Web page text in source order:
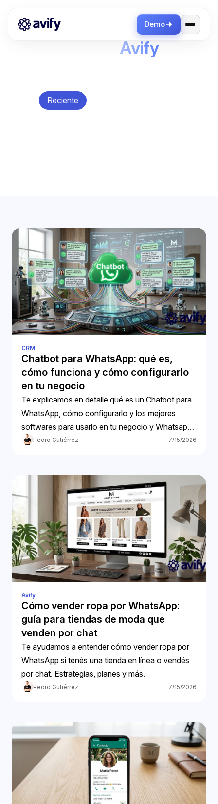
Demo
Blog deAvify
Reciente
CRM
Chatbot para WhatsApp: qué es,
cómo funciona y cómo configurarlo
en tu negocio
Te explicamos en detalle qué es un Chatbot para
WhatsApp, cómo configurarlo y los mejores
softwares para usarlo en tu negocio y Whatsapp
Business.
Pedro Gutiérrez 7/15/2026
Avify
Cómo vender ropa por WhatsApp:
guía para tiendas de moda que
venden por chat
Te ayudamos a entender cómo vender ropa por
WhatsApp si tenés una tienda en línea o vendés
por chat. Estrategias, planes y más.
Pedro Gutiérrez 7/15/2026